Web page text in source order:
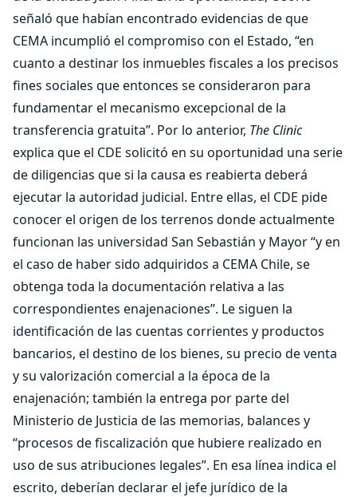
señaló que habían encontrado evidencias de que
CEMA incumplió el compromiso con el Estado, “en
cuanto a destinar los inmuebles fiscales a los precisos
fines sociales que entonces se consideraron para
fundamentar el mecanismo excepcional de la
transferencia gratuita”. Por lo anterior, The Clinic
explica que el CDE solicitó en su oportunidad una serie
de diligencias que si la causa es reabierta deberá
ejecutar la autoridad judicial. Entre ellas, el CDE pide
conocer el origen de los terrenos donde actualmente
funcionan las universidad San Sebastián y Mayor “y en
el caso de haber sido adquiridos a CEMA Chile, se
obtenga toda la documentación relativa a las
correspondientes enajenaciones”. Le siguen la
identificación de las cuentas corrientes y productos
bancarios, el destino de los bienes, su precio de venta
y su valorización comercial a la época de la
enajenación; también la entrega por parte del
Ministerio de Justicia de las memorias, balances y
“procesos de fiscalización que hubiere realizado en
uso de sus atribuciones legales”. En esa línea indica el
escrito, deberían declarar el jefe jurídico de la